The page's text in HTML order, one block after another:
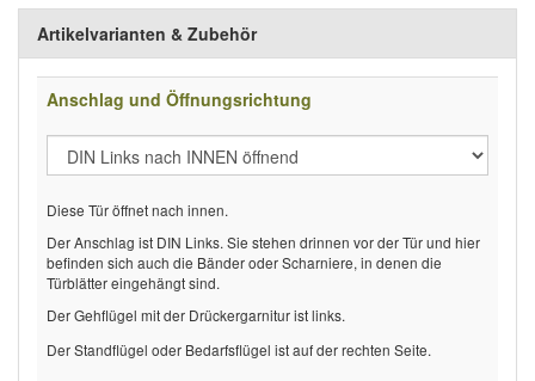
Artikelvarianten & Zubehör
Anschlag und Öffnungsrichtung
Diese Tür öffnet nach innen.
Der Anschlag ist DIN Links. Sie stehen drinnen vor der Tür und hier
befinden sich auch die Bänder oder Scharniere, in denen die
Türblätter eingehängt sind.
Der Gehflügel mit der Drückergarnitur ist links.
Der Standflügel oder Bedarfsflügel ist auf der rechten Seite.